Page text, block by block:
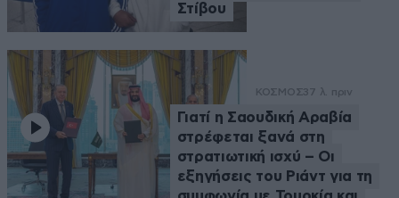
Στίβου
ΚΟΣΜΟΣ37 λ. πριν
Γιατί η Σαουδική Αραβία
στρέφεται ξανά στη
στρατιωτική ισχύ – Οι
εξηγήσεις του Ριάντ για τη